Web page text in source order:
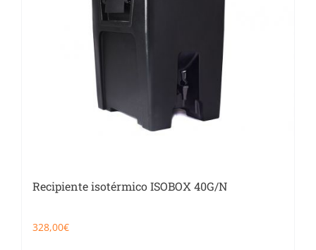
Recipiente isotérmico ISOBOX 40G/N
328,00€